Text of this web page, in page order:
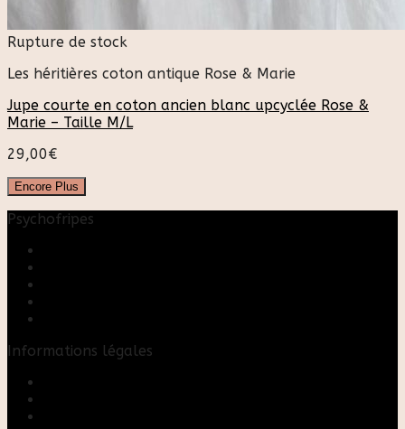
Rupture de stock
Les héritières coton antique Rose & Marie
Jupe courte en coton ancien blanc upcyclée Rose &
Marie – Taille M/L
29,00€
Encore Plus
Psychofripes
Informations légales